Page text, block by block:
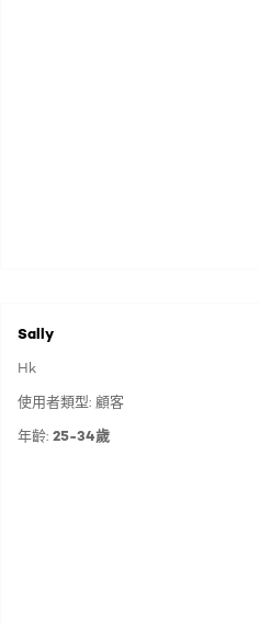
Sally
Hk
使用者類型: 顧客
年齡: 25-34歲